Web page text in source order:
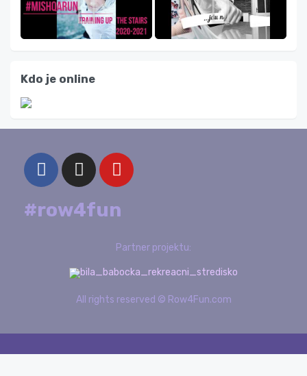
Kdo je online
#row4fun
Partner projektu:
All rights reserved © Row4Fun.com